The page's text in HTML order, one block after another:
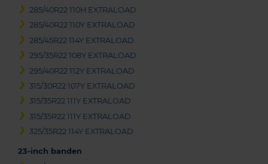
285/40R22 110H EXTRALOAD
285/40R22 110Y EXTRALOAD
285/45R22 114Y EXTRALOAD
295/35R22 108Y EXTRALOAD
295/40R22 112Y EXTRALOAD
315/30R22 107Y EXTRALOAD
315/35R22 111Y EXTRALOAD
315/35R22 111Y EXTRALOAD
325/35R22 114Y EXTRALOAD
23-inch banden